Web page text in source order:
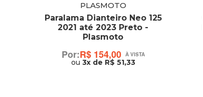
PLASMOTO
Paralama Dianteiro Neo 125
2021 até 2023 Preto -
Plasmoto
R$ 154,00
ou 3x de R$ 51,33